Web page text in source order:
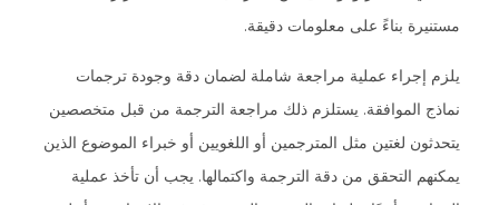
مستنيرة بناءً على معلومات دقيقة.
يلزم إجراء عملية مراجعة شاملة لضمان دقة وجودة ترجمات
نماذج الموافقة. يستلزم ذلك مراجعة الترجمة من قبل متخصصين
يتحدثون لغتين مثل المترجمين أو اللغويين أو خبراء الموضوع الذين
يمكنهم التحقق من دقة الترجمة واكتمالها. يجب أن تأخذ عملية